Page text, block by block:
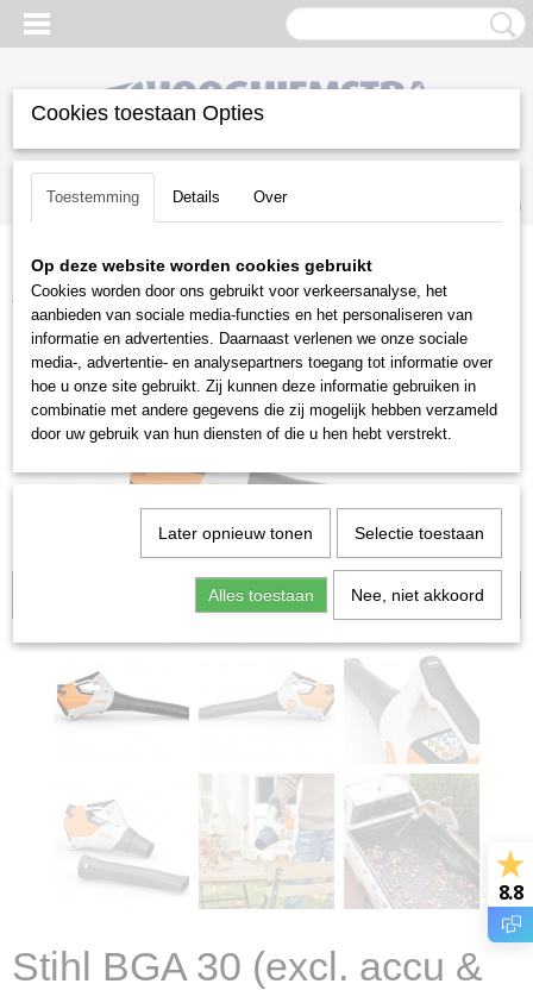
Inloggen Registreren
(0)
Home >Gazononderhoud>Stihl accu programma
Accubladblazers>Stihl BGA 30 (excl. accu & lader)
Voorraad: 1
Stihl BGA 30 (excl. accu &
8.8
Cookies toestaan Opties
Toestemming Details Over
Op deze website worden cookies gebruikt
Cookies worden door ons gebruikt voor verkeersanalyse, het
aanbieden van sociale media-functies en het personaliseren van
informatie en advertenties. Daarnaast verlenen we onze sociale
media-, advertentie- en analysepartners toegang tot informatie over
hoe u onze site gebruikt. Zij kunnen deze informatie gebruiken in
combinatie met andere gegevens die zij mogelijk hebben verzameld
door uw gebruik van hun diensten of die u hen hebt verstrekt.
Later opnieuw tonen Selectie toestaan
Alles toestaan Nee, niet akkoord